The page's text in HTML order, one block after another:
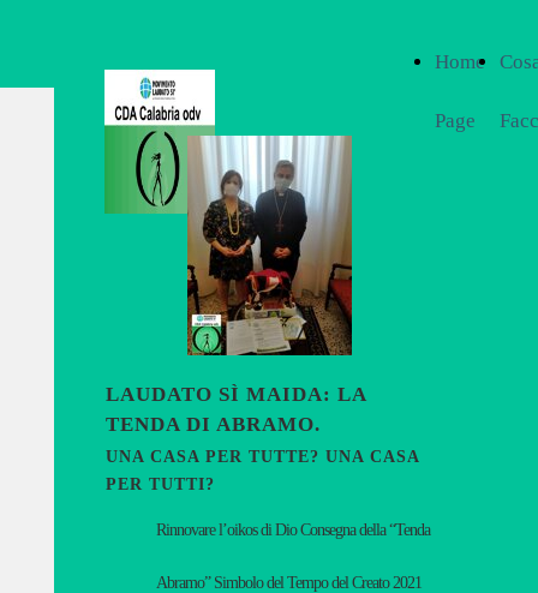
Home
Page
LAUDATO SÌ MAIDA: LA
TENDA DI ABRAMO.
UNA CASA PER TUTTE? UNA CASA
PER TUTTI?
Rinnovare l’oikos di Dio Consegna della “Tenda
Abramo” Simbolo del Tempo del Creato 2021